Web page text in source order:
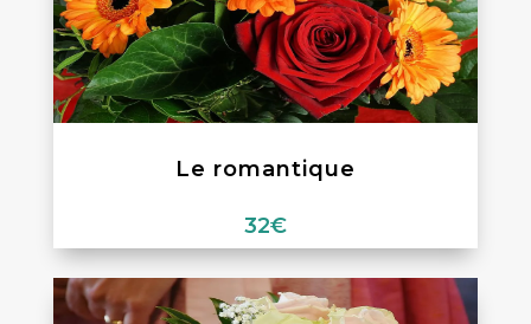
Le romantique
32€